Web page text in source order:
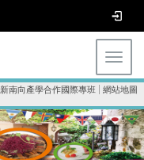
新南向產學合作國際專班 網站地圖